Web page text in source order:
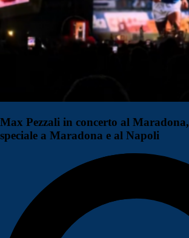
Max Pezzali in concerto al
speciale a Maradona e al Napoli